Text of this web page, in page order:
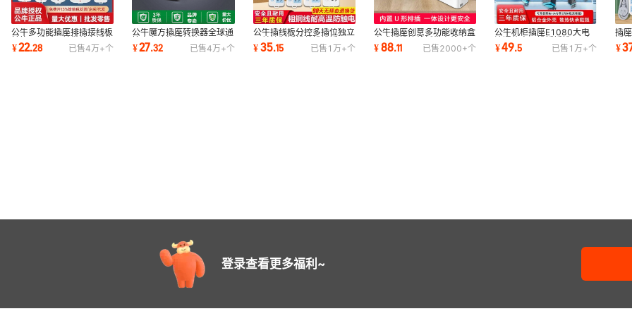
新GN-314 1.8米
新GN-314 3米
公牛多功能插座排插接线板
转换器插板开关带线多插位
正品插排带线
¥22.28 已售4万+个
公牛魔方插座转换器全球通
快充多功能插板礼品USB智
能插排印LOGO
¥27.32 已售4万+个
公牛插线板分控多插位独立
开关控制插排单排排插正品
插板插座公牛
¥35.15 已售 1万+个
公牛插座创意多功能收纳盒
立式插排接线板带电线家用
整理 收纳盒
¥88.11 已售2000+个
公牛机柜插座E1080大电
流通信电源排插插排19寸
插板工业级pdu插座
¥49.5 已售 1万+个
插
插
排
¥
登录查看更多福利~